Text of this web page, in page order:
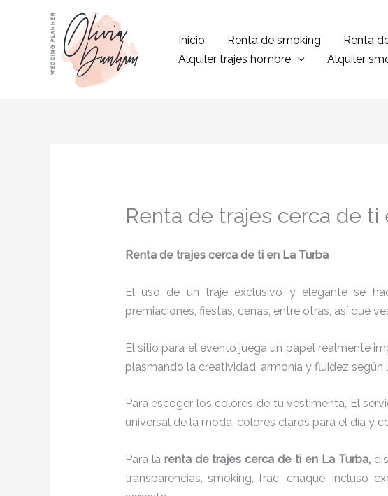
contenido
Inicio Renta de smoking Renta
Alquiler trajes hombre
Alquiler
Renta de trajes cerca de ti
Renta de trajes cerca de ti en La Turba
El uso de un traje exclusivo y elegante se
premiaciones, fiestas, cenas, entre otras, así que
El sitio para el evento juega un papel realmente
plasmando la creatividad, armonía y fluidez según
Para escoger los colores de tu vestimenta, El
universal de la moda, colores claros para el día y
Para la renta de trajes cerca de ti en La Turba,
transparencias, smoking, frac, chaqué, incluso